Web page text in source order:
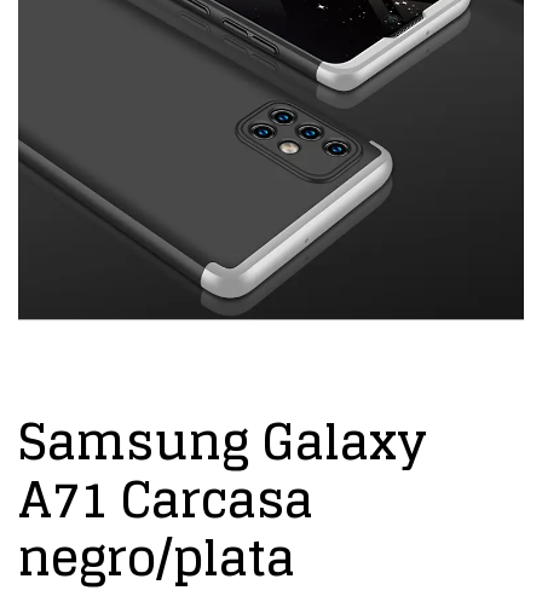
Samsung Galaxy
A71 Carcasa
negro/plata